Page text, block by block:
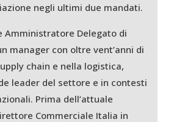
negli ultimi due mandati.
Amministratore Delegato di
manager con oltre vent’anni di
chain e nella logistica,
leader del settore e in contesti
Prima dell’attuale
Commerciale Italia in